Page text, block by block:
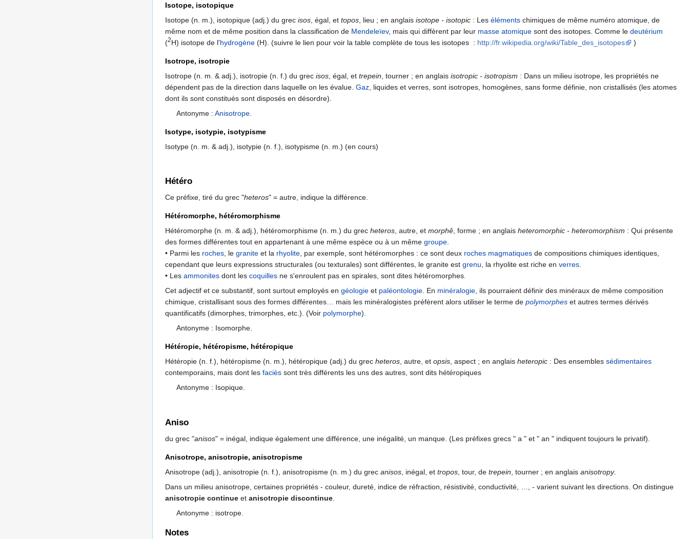
Isotope, isotopique
Isotope (n. m.), isotopique (adj.) du grec isos , égal, et topos , lieu ; en anglais isotope - isotopic : Les éléments chimiques de même numéro atomique, de
même nom et de même position dans la classification de Mendeleïev, mais qui diffèrent par leur masse atomique sont des isotopes. Comme le deutérium
(2H) isotope de l'hydrogène (H). (suivre le lien pour voir la table complète de tous les isotopes : http://fr.wikipedia.org/wiki/Table_des_isotopes )
Isotrope, isotropie
Isotrope (n. m. & adj.), isotropie (n. f.) du grec isos , égal, et trepein , tourner ; en anglais isotropic - isotropism : Dans un milieu isotrope, les propriétés ne
dépendent pas de la direction dans laquelle on les évalue. Gaz , liquides et verres, sont isotropes, homogènes, sans forme définie, non cristallisés (les atomes
dont ils sont constitués sont disposés en désordre).
Antonyme :Anisotrope
Isotype, isotypie, isotypisme
Isotype (n. m. & adj.), isotypie (n. f.), isotypisme (n. m.) (en cours)
Hétéro
Ce préfixe, tiré du grec "heteros" = autre, indique la différence.
Hétéromorphe, hétéromorphisme
Hétéromorphe (n. m. & adj.), hétéromorphisme (n. m.) du grec heteros, autre, et morphê, forme ; en anglais heteromorphic - heteromorphism : Qui présente
des formes différentes tout en appartenant à une même espèce ou à un même groupe.
• Parmi les roches, le granite et la rhyolite, par exemple, sont hétéromorphes : ce sont deux roches magmatiques de compositions chimiques identiques,
cependant que leurs expressions structurales (ou texturales) sont différentes, le granite est grenu, la rhyolite est riche en verres.
• Les ammonites dont les coquilles ne s'enroulent pas en spirales, sont dites hétéromorphes.
Cet adjectif et ce substantif, sont surtout employés en géologie et paléontologie. En minéralogie, ils pourraient définir des minéraux de même composition
chimique, cristallisant sous des formes différentes… mais les minéralogistes préfèrent alors utiliser le terme de polymorphes et autres termes dérivés
quantificatifs (dimorphes, trimorphes, etc.). (Voir polymorphe).
Antonyme : Isomorphe.
Hétéropie, hétéropisme, hétéropique
Hétéropie (n. f.), hétéropisme (n. m.), hétéropique (adj.) du grec heteros, autre, et opsis, aspect ; en anglais heteropic : Des ensembles sédimentaires
contemporains, mais dont les faciès sont très différents les uns des autres, sont dits hétéropiques
Antonyme : Isopique.
Aniso
du grec "anisos" = inégal, indique également une différence, une inégalité, un manque. (Les préfixes grecs " a " et " an " indiquent toujours le privatif).
Anisotrope, anisotropie, anisotropisme
Anisotrope (adj.), anisotropie (n. f.), anisotropisme (n. m.) du grec anisos , inégal, et tropos , tour, de trepein , tourner ; en anglais anisotropy.
Dans un milieu anisotrope, certaines propriétés - couleur, dureté, indice de réfraction, résistivité, conductivité, …, - varient suivant les directions. On distingue
anisotropie continue et anisotropie discontinue
Antonyme : isotrope.
Notes